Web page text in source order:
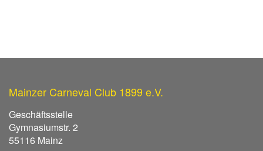
Mainzer Carneval Club 1899 e.V.
Geschäftsstelle
Gymnasiumstr. 2
55116 Mainz